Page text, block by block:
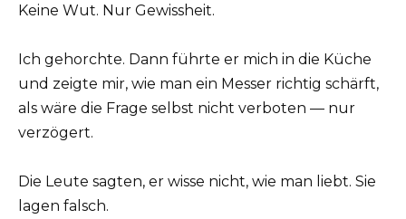
Keine Wut. Nur Gewissheit.
Ich gehorchte. Dann führte er mich in die Küche
und zeigte mir, wie man ein Messer richtig schärft,
als wäre die Frage selbst nicht verboten — nur
verzögert.
Die Leute sagten, er wisse nicht, wie man liebt. Sie
lagen falsch.